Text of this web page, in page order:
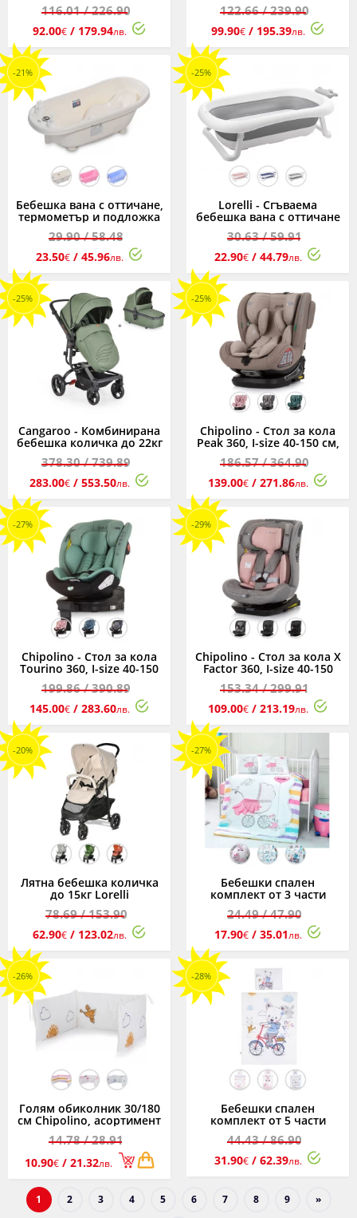
автосгъване, асортимент
116.01/ 226.90
92.00€ / 179.94лв.
40-150 см, асортимент, 0-
36 кг
122.66/ 239.90
99.90€ / 195.39лв.
-21%
Бебешка вана с оттичане,
термометър и подложка
Lorelli, асортимент, 88 см
29.90/ 58.48
23.50€ / 45.96лв.
-25%
Lorelli - Сгъваема
бебешка вана с оттичане
Royal 83 см, асортимент
30.63/ 59.91
22.90€ / 44.79лв.
-25%
Cangaroo - Комбинирана
бебешка количка до 22кг
Ellada 2в1, зелена
378.30/ 739.89
283.00€ / 553.50лв.
-25%
Chipolino - Стол за кола
Peak 360, I-size 40-150 см,
асортимент
186.57/ 364.90
139.00€ / 271.86лв.
-27%
Chipolino - Стол за кола
Tourino 360, I-size 40-150
см, асортимент
199.86/ 390.89
145.00€ / 283.60лв.
-29%
Chipolino - Стол за кола X
Factor 360, I-size 40-150
см, асортимент
153.34/ 299.91
109.00€ / 213.19лв.
-20%
Лятна бебешка количка
до 15кг Lorelli
Rome, асортимент
78.69/ 153.90
62.90€ / 123.02лв.
-27%
Бебешки спален
комплект от 3 части
Chipolino, асортимент
24.49/ 47.90
17.90€ / 35.01лв.
-26%
Голям обиколник 30/180
см Chipolino, асортимент
14.78/ 28.91
10.90€/ 21.32лв.
-28%
Бебешки спален
комплект от 5 части
Chipolino, асортимент
44.43/ 86.90
31.90€ / 62.39лв.
1 2 3 4 5 6 7 8 9 »